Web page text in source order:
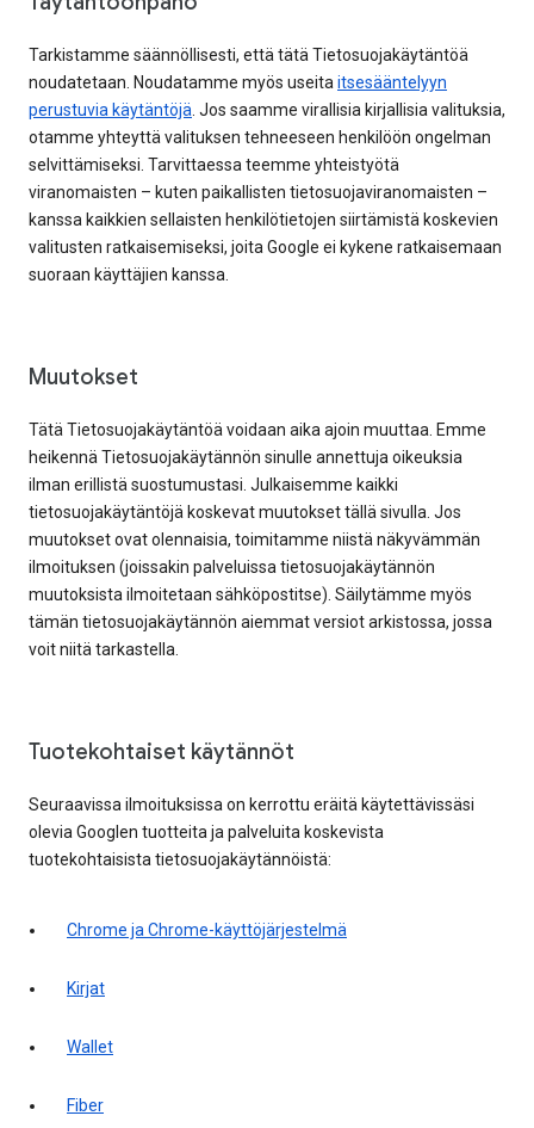
Tarkistamme säännöllisesti, että tätä Tietosuojakäytäntöä
noudatetaan. Noudatamme myös useitaitsesääntelyyn
perustuvia käytäntöjä. Jos saamme virallisia kirjallisia valituksia,
otamme yhteyttä valituksen tehneeseen henkilöön ongelman
selvittämiseksi. Tarvittaessa teemme yhteistyötä
viranomaisten – kuten paikallisten tietosuojaviranomaisten –
kanssa kaikkien sellaisten henkilötietojen siirtämistä koskevien
valitusten ratkaisemiseksi, joita Google ei kykene ratkaisemaan
suoraan käyttäjien kanssa.
Muutokset
Tätä Tietosuojakäytäntöä voidaan aika ajoin muuttaa. Emme
heikennä Tietosuojakäytännön sinulle annettuja oikeuksia
ilman erillistä suostumustasi. Julkaisemme kaikki
tietosuojakäytäntöjä koskevat muutokset tällä sivulla. Jos
muutokset ovat olennaisia, toimitamme niistä näkyvämmän
ilmoituksen (joissakin palveluissa tietosuojakäytännön
muutoksista ilmoitetaan sähköpostitse). Säilytämme myös
tämän tietosuojakäytännön aiemmat versiot arkistossa, jossa
voit niitä tarkastella.
Tuotekohtaiset käytännöt
Seuraavissa ilmoituksissa on kerrottu eräitä käytettävissäsi
olevia Googlen tuotteita ja palveluita koskevista
tuotekohtaisista tietosuojakäytännöistä:
Chrome ja Chrome-käyttöjärjestelmä
Kirjat
Wallet
Fiber